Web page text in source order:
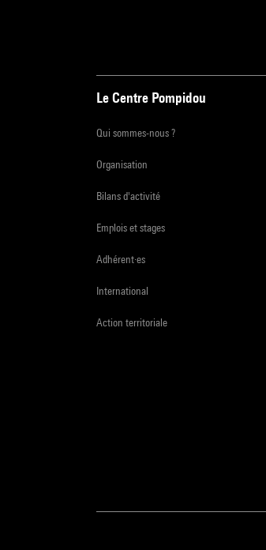
Le Centre Pompidou
Qui sommes-nous ?
Organisation
Bilans d'activité
Emplois et stages
Adhérent·es
International
Action territoriale